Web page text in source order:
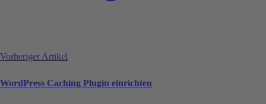
Vorheriger Artikel
WordPress Caching Plugin einrichten